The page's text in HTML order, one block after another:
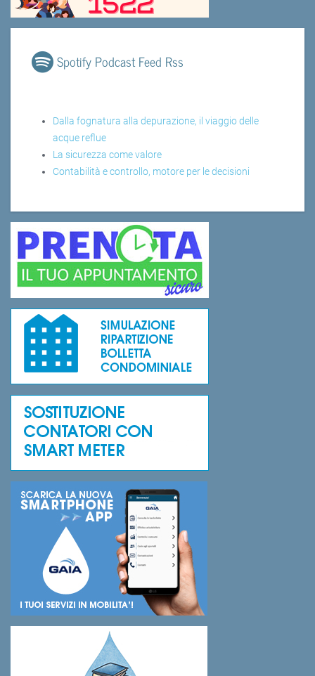
Spotify Podcast Feed Rss
Dalla fognatura alla depurazione, il viaggio delle
acque reflue
La sicurezza come valore
Contabilità e controllo, motore per le decisioni